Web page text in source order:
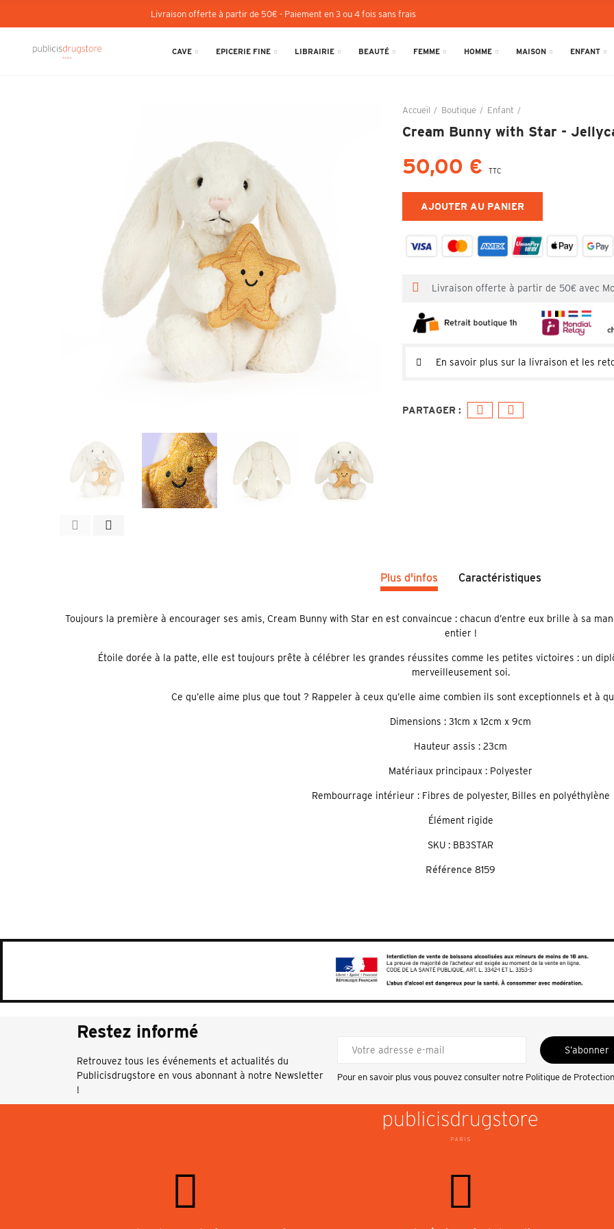
Livraison offerte à partir de 50€ - Paiement en 3 ou 4 fois sans frais
CAVE EPICERIE FINE LIBRAIRIE BEAUTÉ FEMME HOMME MAISON ENFANT
Accueil Boutique Enfant
Cream Bunny with Star -
50,00 € TTC
AJOUTER AU PANIER
Livraison offerte à partir de 50€ avec
En savoir plus sur la livraison et les
Plus d'infos Caractéristiques
Toujours la première à encourager ses amis, Cream Bunny with Star en est convaincue : chacun d’entre eux brille à sa
entier !
Étoile dorée à la patte, elle est toujours prête à célébrer les grandes réussites comme les petites victoires : un
merveilleusement soi.
Ce qu’elle aime plus que tout ? Rappeler à ceux qu’elle aime combien ils sont exceptionnels et à
Dimensions : 31cm x 12cm x 9cm
Hauteur assis : 23cm
Matériaux principaux : Polyester
Rembourrage intérieur : Fibres de polyester, Billes en polyéthylène
Élément rigide
SKU : BB3STAR
Référence 8159
Restez informé
Retrouvez tous les événements et actualités du
Publicisdrugstore en vous abonnant à notre Newsletter
!
S’abonner
Pour en savoir plus vous pouvez consulter notre Politique de